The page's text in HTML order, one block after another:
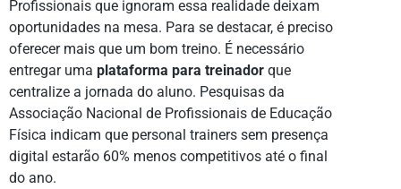
Profissionais que ignoram essa realidade deixam
oportunidades na mesa. Para se destacar, é preciso
oferecer mais que um bom treino. É necessário
entregar uma plataforma para treinador que
centralize a jornada do aluno. Pesquisas da
Associação Nacional de Profissionais de Educação
Física indicam que personal trainers sem presença
digital estarão 60% menos competitivos até o final
do ano.